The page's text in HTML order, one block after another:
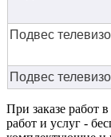
Подвес
Подвес
При заказе работ
работ и услуг -